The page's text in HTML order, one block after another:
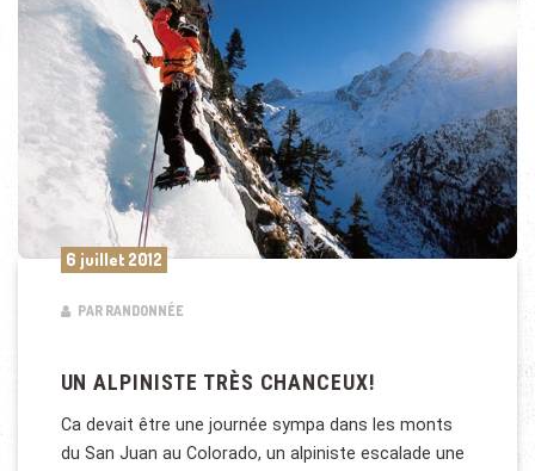
6 juillet 2012
PAR RANDONNÉE
UN ALPINISTE TRÈS CHANCEUX!
Ca devait être une journée sympa dans les monts
du San Juan au Colorado, un alpiniste escalade une